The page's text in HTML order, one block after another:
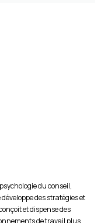
du conseil,
des stratégies et
et dispense des
de travail plus